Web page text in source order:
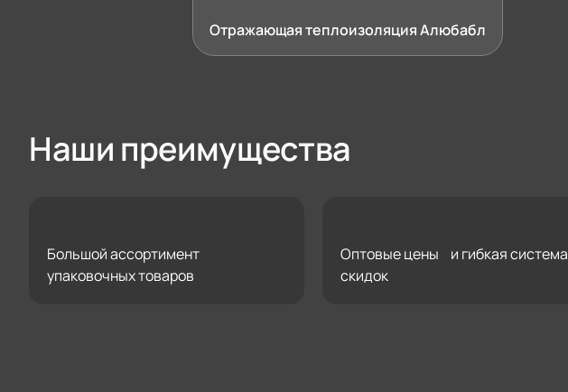
Отражающая теплоизоляция Алюбабл
Наши преимущества
Большой ассортимент
упаковочных товаров
Оптовые цены и гибкая система
скидок